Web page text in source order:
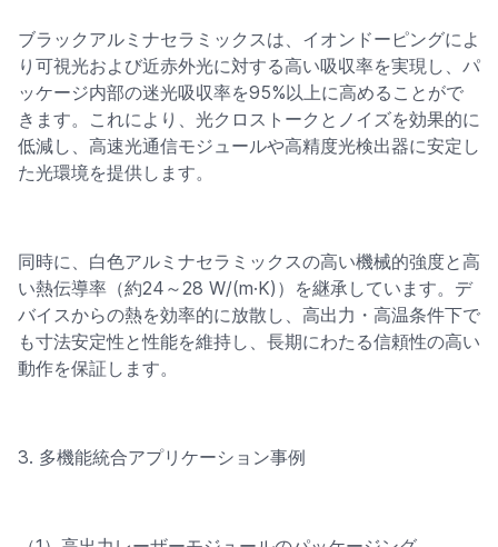
ブラックアルミナセラミックスは、イオンドーピングによ
り可視光および近赤外光に対する高い吸収率を実現し、パ
ッケージ内部の迷光吸収率を95%以上に高めることがで
きます。これにより、光クロストークとノイズを効果的に
低減し、高速光通信モジュールや高精度光検出器に安定し
た光環境を提供します。
同時に、白色アルミナセラミックスの高い機械的強度と高
い熱伝導率（約24～28 W/(m·K)）を継承しています。デ
バイスからの熱を効率的に放散し、高出力・高温条件下で
も寸法安定性と性能を維持し、長期にわたる信頼性の高い
動作を保証します。
3. 多機能統合アプリケーション事例